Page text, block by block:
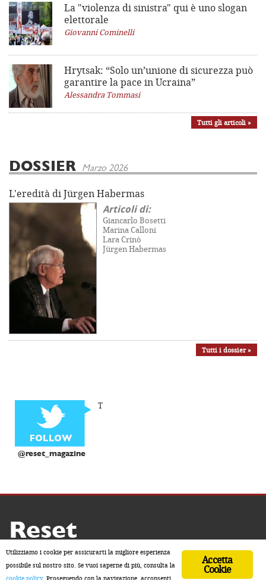
La "violenza di sinistra" qui è uno slogan
elettorale
Giovanni Cominelli
Hrytsak: “Solo un’unione di sicurezza può
garantire la pace in Ucraina”
Alessandra Tommasi
Tutti gli articoli »
DOSSIER Marzo 2026
L'eredità di Jürgen Habermas
Articoli di:
Giancarlo Bosetti
Marina Calloni
Lara Crinò
Jürgen Habermas
Tutti i dossier »
@reset_magazine
T
Reset
Accetta
Cookie
Utilizziamo i cookie per assicurarti la migliore esperienza
possibile sul nostro sito. Se vuoi saperne di più, consulta la
cookie policy. Proseguendo con la navigazione, acconsenti